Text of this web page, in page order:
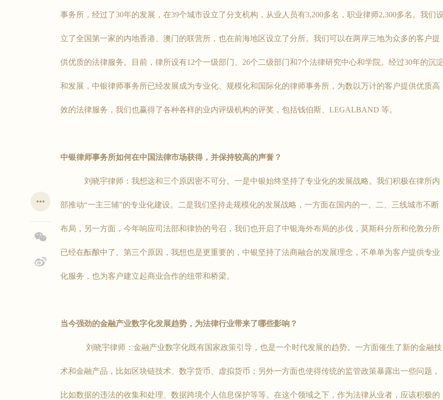
事务所，经过了30年的发展，在39个城市设立了分支机构，从业人员有3,200多名，职业律师2,300多名。我们
立了全国第一家的内地香港、澳门的联营所，也在前海地区设立了分所。我们可以在两岸三地为众多的客户提
供优质的法律服务。目前，律所设有12个一级部门、26个二级部门和7个法律研究中心和学院。经过30年的沉
和发展，中银律师事务所已经发展成为专业化、规模化和国际化的律师事务所，为数以万计的客户提供优质高
效的法律服务，我们也赢得了各种各样的业内评级机构的评奖，包括钱伯斯、LEGALBAND 等。
中银律师事务所如何在中国法律市场获得，并保持较高的声誉？
刘晓宇律师：我想这和三个原因密不可分。一是中银始终坚持了专业化的发展战略。我们积极在律所内
部推动“一主三辅”的专业化建设。二是我们坚持走规模化的发展战略，一方面在国内的一、二、三线城市不断
布局，另一方面，今年响应司法部和律协的号召，我们也开启了中银海外布局的步伐，莫斯科分所和伦敦分所
已经在酝酿中了。第三个原因，我想也是更重要的，中银坚持了法商融合的发展理念，不单单为客户提供专业
化服务，也为客户建立起商业合作的纽带和桥梁。
当今强劲的金融产业数字化发展趋势，为法律行业带来了哪些影响？
刘晓宇律师：金融产业数字化既有国家政策引导，也是一个时代发展的趋势。一方面催生了新的金融技
术和金融产品，比如区块链技术、数字货币、虚拟货币；另外一方面也使得传统的监管政策暴露出一些问题，
比如数据的违法的收集和处理、数据跨境个人信息保护等等。在这个领域之下，作为法律从业者，应该积极的